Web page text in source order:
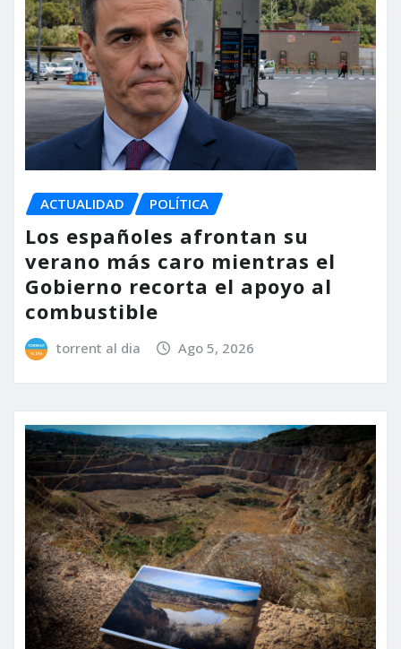
ACTUALIDAD POLÍTICA
Los españoles afrontan su
verano más caro mientras el
Gobierno recorta el apoyo al
combustible
torrent al dia Ago 5, 2026